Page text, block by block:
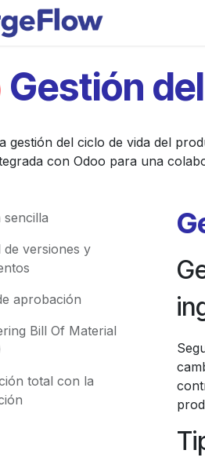
Gestión
gestión del ciclo de vida del
con Odoo para una
sencilla
de versiones y
aprobación
Bill Of Material
total con la